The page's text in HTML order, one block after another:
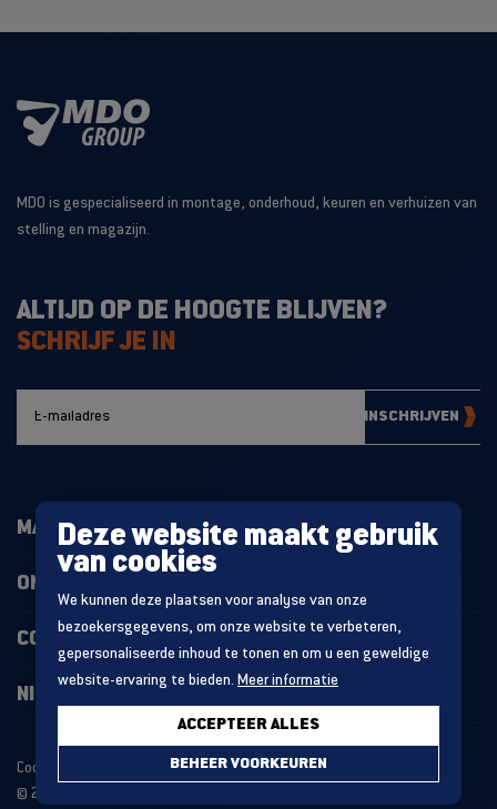
Deze website maakt gebruik
van cookies
We kunnen deze plaatsen voor analyse van onze
bezoekersgegevens, om onze website te verbeteren,
gepersonaliseerde inhoud te tonen en om u een geweldige
website-ervaring te bieden. Meer informatie
BEHEER VOORKEUREN
ACCEPTEER ALLES
MDO is gespecialiseerd in montage, onderhoud, keuren en verhuizen van
stelling en magazijn.
ALTIJD OP DE HOOGTE BLIJVEN?
SCHRIJF JE IN
INSCHRIJVEN
MAGAZIJNINRICHTING
ONZE PROJECTEN
CONTACT
NIEUWS
Cookie statement
Algemene voorwaarden
© 2026 MDO GROUP